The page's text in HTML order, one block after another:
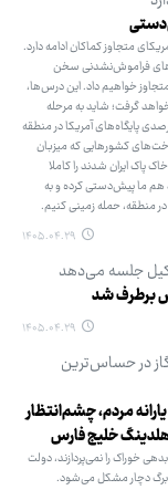
متجاوز کماکان ادامه دارد.
فراموش‌نشدنی سخن
خواهیم داد. این درس‌ها،
گرفت؛ شاید به مرحله
پایگاه‌های آمریکا در منطقه
کشورهایی که میزبان
پاک ایران شدند را کاملا
هم ما پیش‌دستی کرده و به
در منطقه، حمله زمینی کنیم.
۱۴۰۵.۰۴.۲۹
جلسه می‌دهد
برطرف شد
۱۴۰۵.۰۴.۲۹
در حساس‌ترین
مردم، چشم‌انتظار
خلیج فارس
خوراک را نمی‌پردازند، دولت
دچار مشکل می‌شود.